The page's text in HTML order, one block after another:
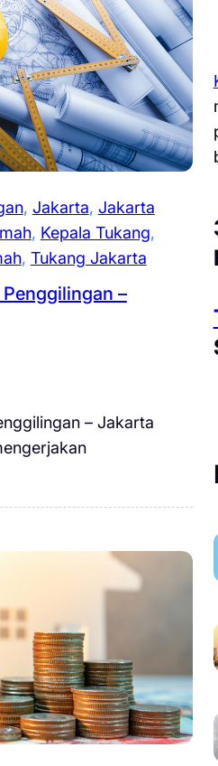
, Jakarta, Jakarta
, Kepala Tukang
, Tukang Jakarta
–
– Jakarta